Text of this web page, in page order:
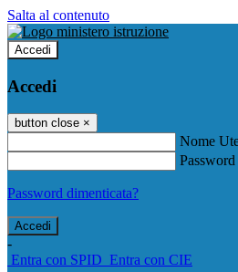
Salta al contenuto
Accedi
Accedi
button close ×
Nome
Password
Password dimenticata?
-
Entra con SPID Entra con CIE